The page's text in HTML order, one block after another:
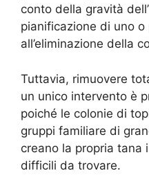
conto della gravità
pianificazione di uno
all’eliminazione della
Tuttavia, rimuovere
un unico intervento è
poiché le colonie di
gruppi familiare di
creano la propria tana
difficili da trovare.